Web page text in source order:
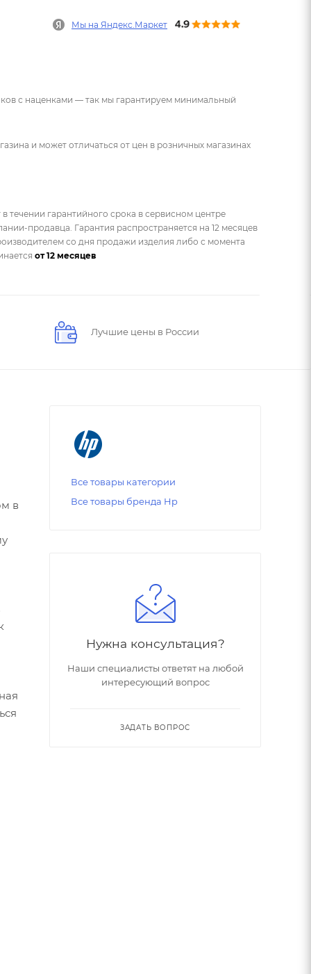
Мы на Яндекс.Маркет
с наценками — так мы гарантируем минимальный
и может отличаться от цен в розничных магазинах
течении гарантийного срока в сервисном центре
продавца. Гарантия распространяется на 12 месяцев
со дня продажи изделия либо с момента
от 12 месяцев
Лучшие цены в России
в
Все товары категории
Все товары бренда Hp
Нужна консультация?
Наши специалисты ответят на любой
интересующий вопрос
ЗАДАТЬ ВОПРОС